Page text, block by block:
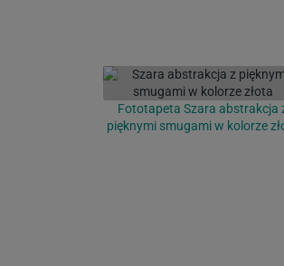
Fototapeta Szara abstrakcja
pięknymi smugami w kolorze